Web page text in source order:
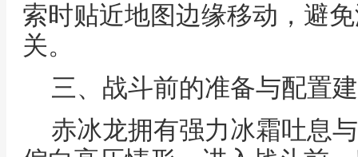
索时贴近地图边缘移动，避
关。
三、战斗前的准备与配置
赤冰龙拥有强力冰霜吐息